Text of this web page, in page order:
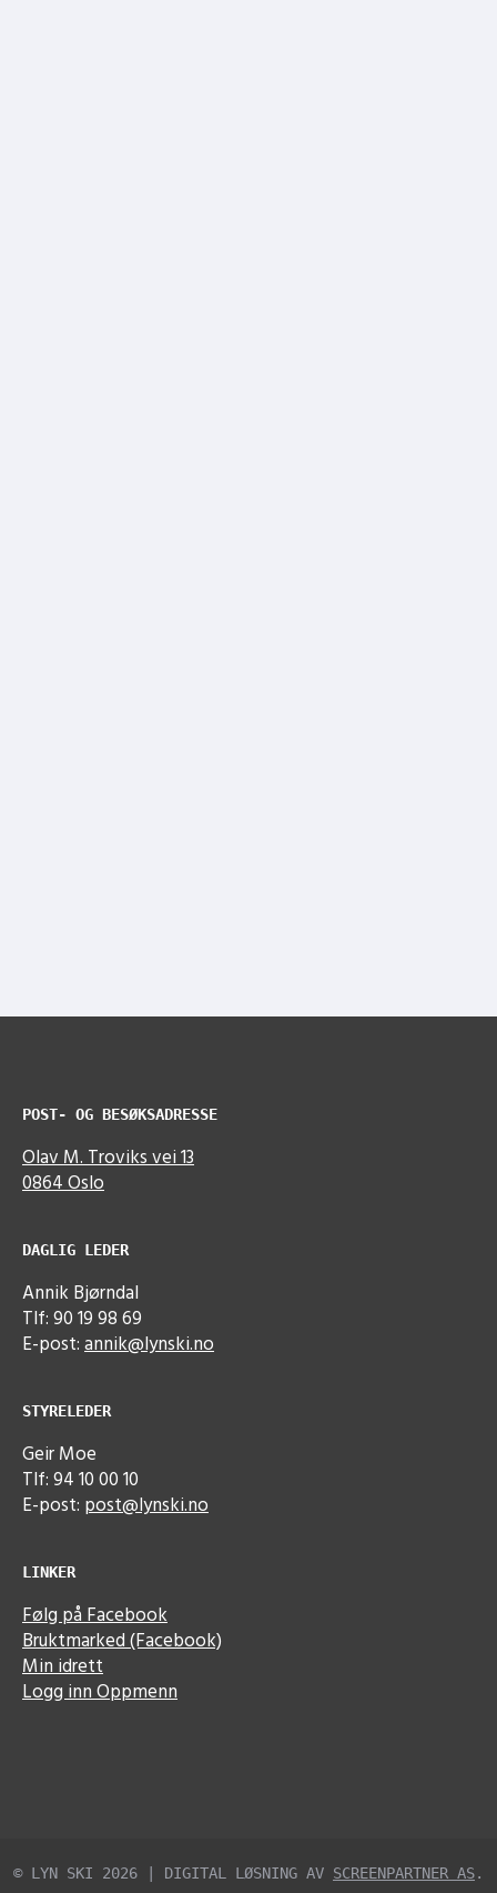
POST- OG BESØKSADRESSE
Olav M. Troviks vei 13
0864 Oslo
DAGLIG LEDER
Annik Bjørndal
Tlf: 90 19 98 69
E-post:annik@lynski.no
STYRELEDER
Geir Moe
Tlf: 94 10 00 10
E-post: post@lynski.no
LINKER
Følg på Facebook
Bruktmarked (Facebook)
Min idrett
Logg inn Oppmenn
© LYN SKI 2026 | DIGITAL LØSNING AV SCREENPARTNER AS.